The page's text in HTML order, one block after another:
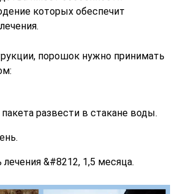
которых обеспечит
порошок нужно принимать
развести в стакане воды.
&#8212, 1,5 месяца.